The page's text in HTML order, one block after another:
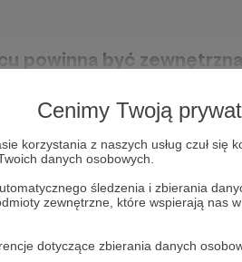
Cenimy Twoją
korzystania z naszych usług czuł
danych osobowych.
śledzenia i zbierania
zewnętrzne, które wspierają nas
dotyczące zbierania danych
powinna być
polityki prywatności